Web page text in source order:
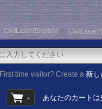
CivilLaser(English) CivilLaser(
First time visitor? Create a新し
あなたのカートは